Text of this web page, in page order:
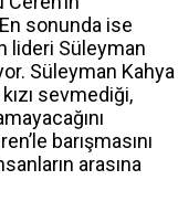
sonunda ise
lideri Süleyman
Süleyman Kahya
sevmediği,
barışmasını
arasına